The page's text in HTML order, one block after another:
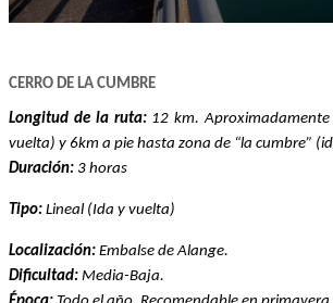
CERRO DE LA CUMBRE
Longitud de la ruta:12 km.
vuelta) y 6km a pie hasta zona de “la cumbre”
Duración: 3 horas
Tipo: Lineal (Ida y vuelta)
Localización: Embalse de Alange.
Dificultad: Media-Baja.